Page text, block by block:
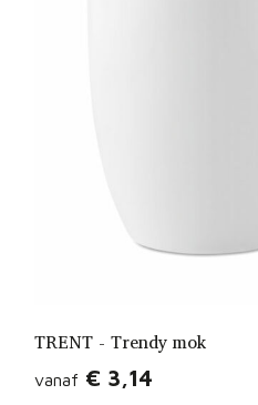
TRENT - Trendy mok
vanaf € 3,14